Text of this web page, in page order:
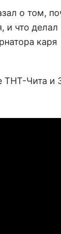
о том,
и что делал
каря
ТНТ-Чита и